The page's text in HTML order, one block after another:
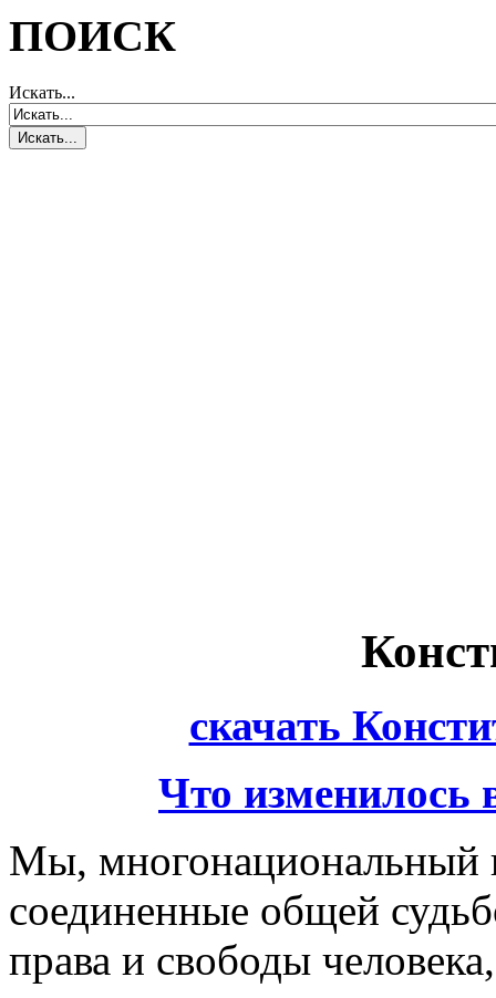
ПОИСК
Искать...
скачать
Что изменилось
Мы, многонациональный
соединенные общей
права и свободы